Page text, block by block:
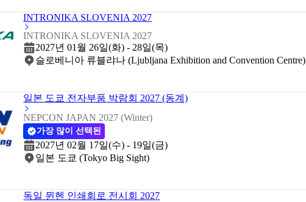
INTRONIKA SLOVENIA 2027
INTRONIKA SLOVENIA 2027
2027년 01월 26일(화) - 28일(목)
슬로베니아 류블랴나 (Ljubljana Exhibition and Convention Centre)
일본 도쿄 전자부품 박람회 2027 (동계)
NEPCON JAPAN 2027 (Winter)
가장 많이 선택된
2027년 02월 17일(수) - 19일(금)
일본 도쿄 (Tokyo Big Sight)
독일 뮌헨 인쇄회로 전시회 2027